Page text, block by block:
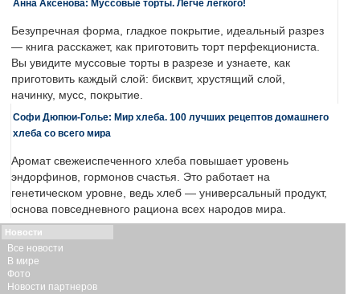
Анна Аксёнова: Муссовые торты. Легче легкого!
Безупречная форма, гладкое покрытие, идеальный разрез
— книга расскажет, как приготовить торт перфекциониста.
Вы увидите муссовые торты в разрезе и узнаете, как
приготовить каждый слой: бисквит, хрустящий слой,
начинку, мусс, покрытие.
Софи Дюпюи-Голье: Мир хлеба. 100 лучших рецептов домашнего
хлеба со всего мира
Аромат свежеиспеченного хлеба повышает уровень
эндорфинов, гормонов счастья. Это работает на
генетическом уровне, ведь хлеб — универсальный продукт,
основа повседневного рациона всех народов мира.
Новости
Все новости
В мире
Фото
Новости партнеров